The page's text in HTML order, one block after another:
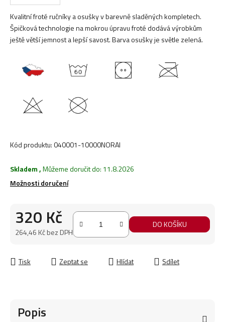
Kvalitní froté ručníky a osušky v barevně sladěných kompletech.
Špičková technologie na mokrou úpravu froté dodává výrobkům
ještě větší jemnost a lepší savost. Barva osušky je světle zelená.
Kód produktu:040001-10000NORAI
Skladem,Můžeme doručit do: 11.8.2026
Možnosti doručení
320 Kč
264,46 Kč bez DPH
DO KOŠÍKU
Tisk Zeptat se Hlídat Sdílet
Popis